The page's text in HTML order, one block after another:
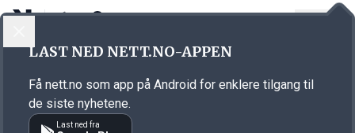
Annonsørinnhold
LAST NED NETT.NO-APPEN
Få nett.no som app på Android for enklere tilgang til
de siste nyhetene.
Last ned fra